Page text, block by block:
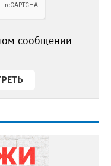
сообщении